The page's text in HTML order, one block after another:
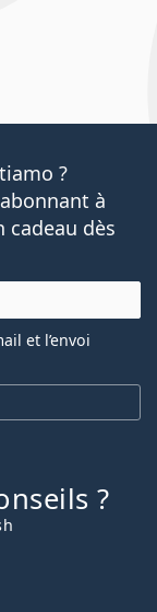
?
à
cadeau dès
et l’envoi
?